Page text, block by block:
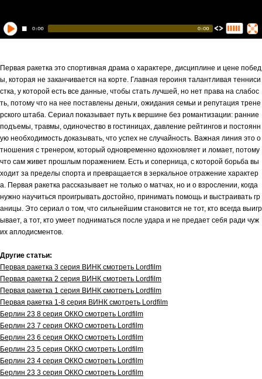
Первая ракетка это спортивная драма о характере, дисциплине и цене побед
ы, которая не заканчивается на корте. Главная героиня талантливая тенниси
стка, у которой есть все данные, чтобы стать лучшей, но нет права на слабос
ть, потому что на нее поставлены деньги, ожидания семьи и репутация трене
рского штаба. Сериал показывает путь к вершине без романтизации: ранние
подъемы, травмы, одиночество в гостиницах, давление рейтингов и постоянн
ую необходимость доказывать, что успех не случайность. Важная линия это о
тношения с тренером, который одновременно вдохновляет и ломает, потому
что сам живет прошлым поражением. Есть и соперница, с которой борьба вы
ходит за пределы спорта и превращается в зеркальное отражение характер
а. Первая ракетка рассказывает не только о матчах, но и о взрослении, когда
нужно научиться проигрывать достойно, принимать помощь и выстраивать гр
аницы. Это сериал о том, что сильнейшим становится не тот, кто всегда выигр
ывает, а тот, кто умеет подниматься после удара и не предает себя ради чуж
их аплодисментов.
Другие статьи:
Первая ракетка 3 серия ВИНК смотреть Lordfilm
Первая ракетка 2 серия ВИНК смотреть Lordfilm
Первая ракетка 1 серия ВИНК смотреть Lordfilm
Первая ракетка 1-8 серия ВИНК смотреть Lordfilm
Берлин 23 8 серия ОККО смотреть Lordfilm
Берлин 23 7 серия ОККО смотреть Lordfilm
Берлин 23 6 серия ОККО смотреть Lordfilm
Берлин 23 5 серия ОККО смотреть Lordfilm
Берлин 23 4 серия ОККО смотреть Lordfilm
Берлин 23 3 серия ОККО смотреть Lordfilm